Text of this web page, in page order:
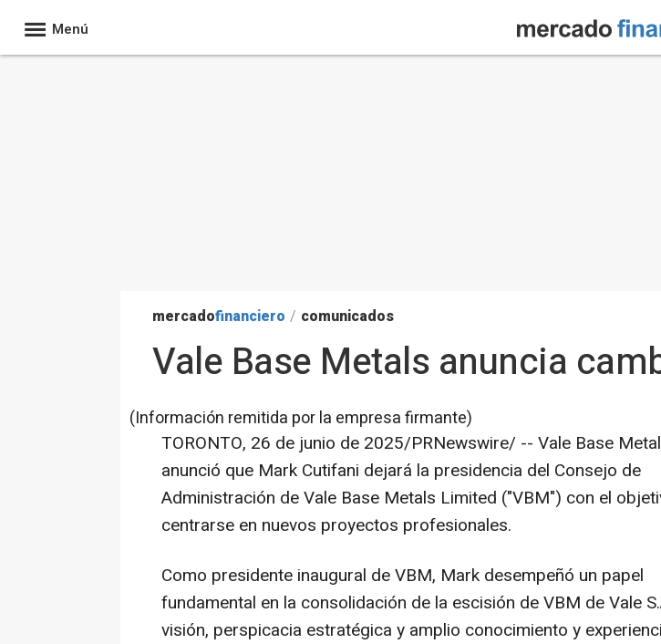
Menú
mercadofinanciero / comunicados
Vale Base Metals anuncia
(Información remitida por la empresa firmante)
TORONTO, 26 de junio de 2025/PRNewswire/ -- Vale Base
anunció que Mark Cutifani dejará la presidencia del Consejo de
Administración de Vale Base Metals Limited ("VBM") con el
centrarse en nuevos proyectos profesionales.
Como presidente inaugural de VBM, Mark desempeñó un papel
fundamental en la consolidación de la escisión de VBM de Vale
visión, perspicacia estratégica y amplio conocimiento y